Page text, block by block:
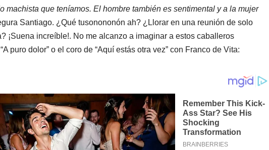
machista que teníamos. El hombre también es sentimental y a la mujer
Santiago. ¿Qué tusonononón ah? ¿Llorar en una reunión de solo
¡Suena increíble!. No me alcanzo a imaginar a estos caballeros
puro dolor” o el coro de “Aquí estás otra vez” con Franco de Vita: